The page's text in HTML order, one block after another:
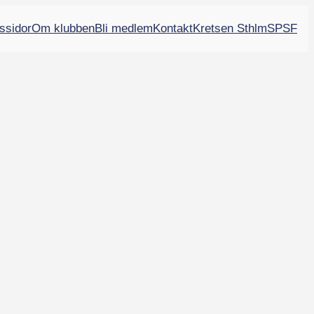
Om klubbenBli medlemKontaktKretsen SthlmSPSF